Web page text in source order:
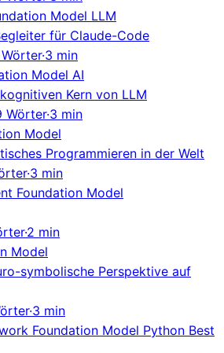
Model LLM
für Claude-Code
·3 min
Model AI
Kern von LLM
Wörter·3 min
Model
Programmieren in der Welt
·3 min
Foundation Model
·2 min
Model
symbolische Perspektive auf
·3 min
Foundation Model Python Best